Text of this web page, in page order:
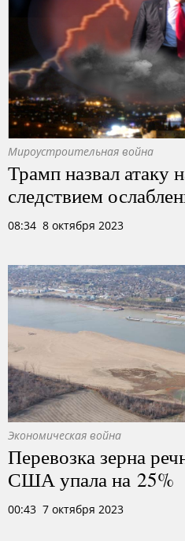
Мироустроительная война
Трамп назвал атаку
следствием
08:34 8 октября 2023
Экономическая война
Перевозка зерна
США упала на 25%
00:43 7 октября 2023